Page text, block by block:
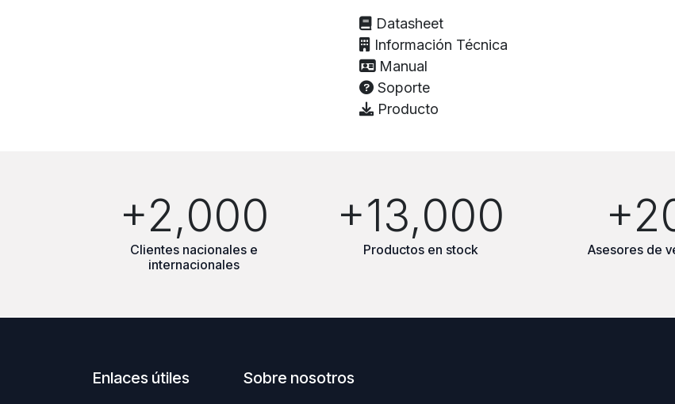
Datasheet
Información Técnica
Manual
Soporte
Producto
+2,000
Clientes nacionales e
internacionales
+13,000
Productos en stock Asesores de
Enlaces útiles Sobre nosotros